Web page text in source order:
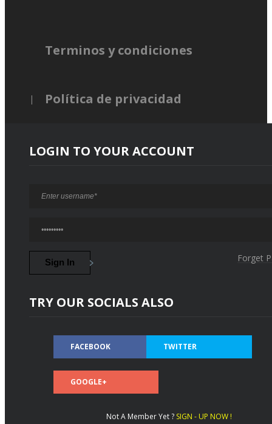
Terminos y condiciones
Política de privacidad
LOGIN TO YOUR ACCOUNT
Forget
TRY OUR SOCIALS ALSO
FACEBOOK TWITTER
GOOGLE+
Not A Member Yet ? SIGN - UP NOW !